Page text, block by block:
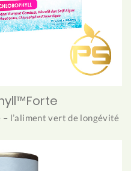
l’aliment vert de longévité